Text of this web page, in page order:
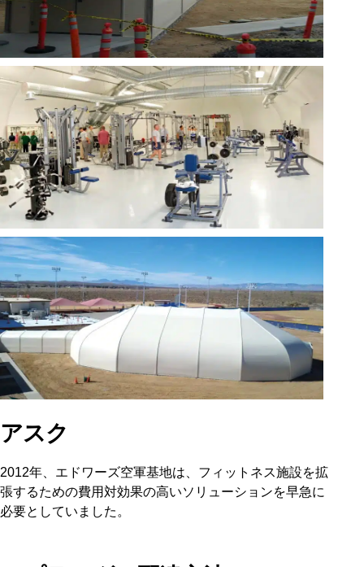
アスク
2012年、エドワーズ空軍基地は、フィットネス施設を拡
張するための費用対効果の高いソリューションを早急に
必要としていました。